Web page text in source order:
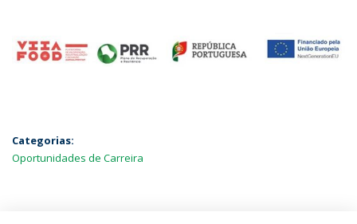
Categorias:
Oportunidades de Carreira